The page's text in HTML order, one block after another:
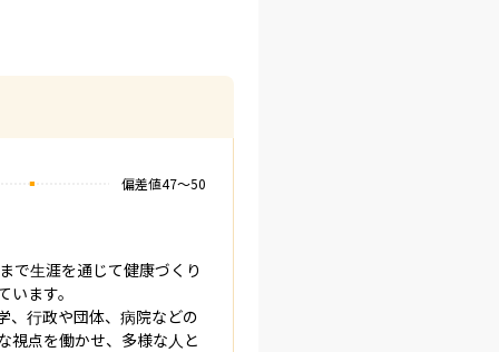
偏差値47〜50
で生涯を通じて健康づくり
ます。
、行政や団体、病院などの
視点を働かせ、多様な人と